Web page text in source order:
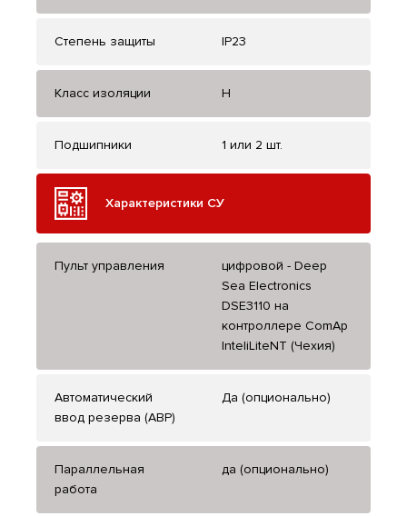
Степень защиты IP23
Класс изоляции H
Подшипники 1 или 2 шт.
Характеристики СУ
Пульт управления
цифровой - Deep
Sea Electronics
DSE3110 на
контроллере ComAp
InteliLiteNT (Чехия)
Автоматический
ввод резерва (АВР)
Да (опционально)
Параллельная
работа
да (опционально)